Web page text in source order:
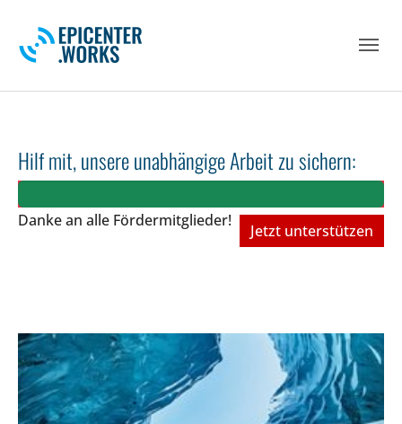
Hilf mit, unsere unabhängige Arbeit zu sichern:
Danke an alle Fördermitglieder!
Jetzt unterstützen